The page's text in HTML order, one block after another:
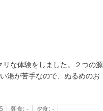
な体験をしました。２つの源
湯が苦手なので、ぬるめのお
5 | 朝食: - | 夕食: - |